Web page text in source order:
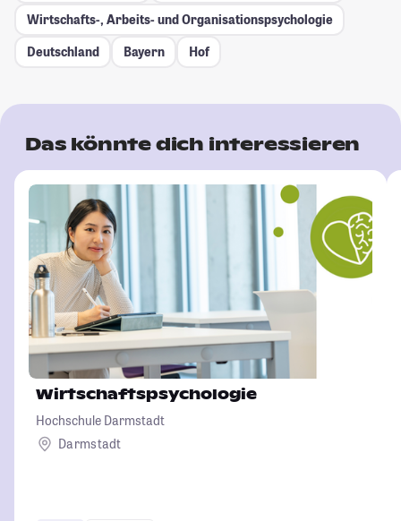
Wirtschafts-, Arbeits- und Organisationspsychologie
Deutschland
Bayern Hof
Das könnte dich interessieren
Wirtschaftspsychologie
Hochschule Darmstadt
Darmstadt